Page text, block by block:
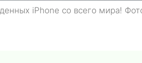
iPhone со всего мира!